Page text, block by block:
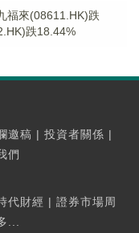
福來(08611.HK)跌
跌18.44%
邀稿 | 投資者關係 |
們
代財經 | 證券市場周
...